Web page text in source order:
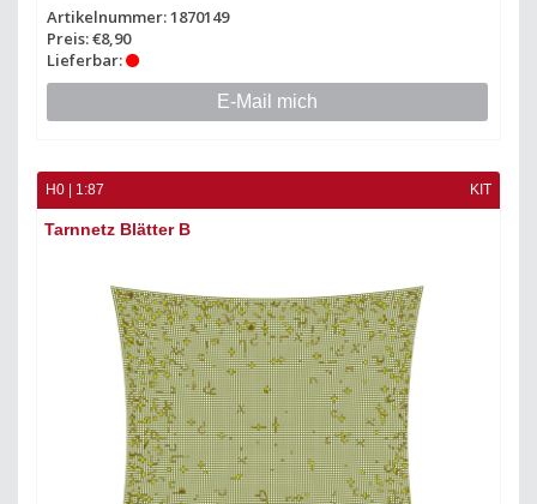
Artikelnummer: 1870149
Preis: €8,90
Lieferbar:
E-Mail mich
H0 | 1:87 KIT
Tarnnetz Blätter B